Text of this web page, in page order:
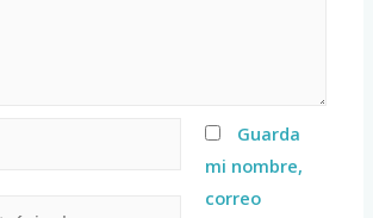
Guarda
mi nombre,
correo